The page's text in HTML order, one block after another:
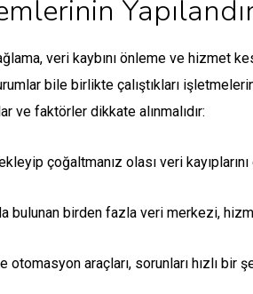
veri kaybını önleme ve hizmet
bile birlikte çalıştıkları
ve faktörler dikkate alınmalıdır:
çoğaltmanız olası veri
bulunan birden fazla veri merkezi,
araçları, sorunları hızlı bir